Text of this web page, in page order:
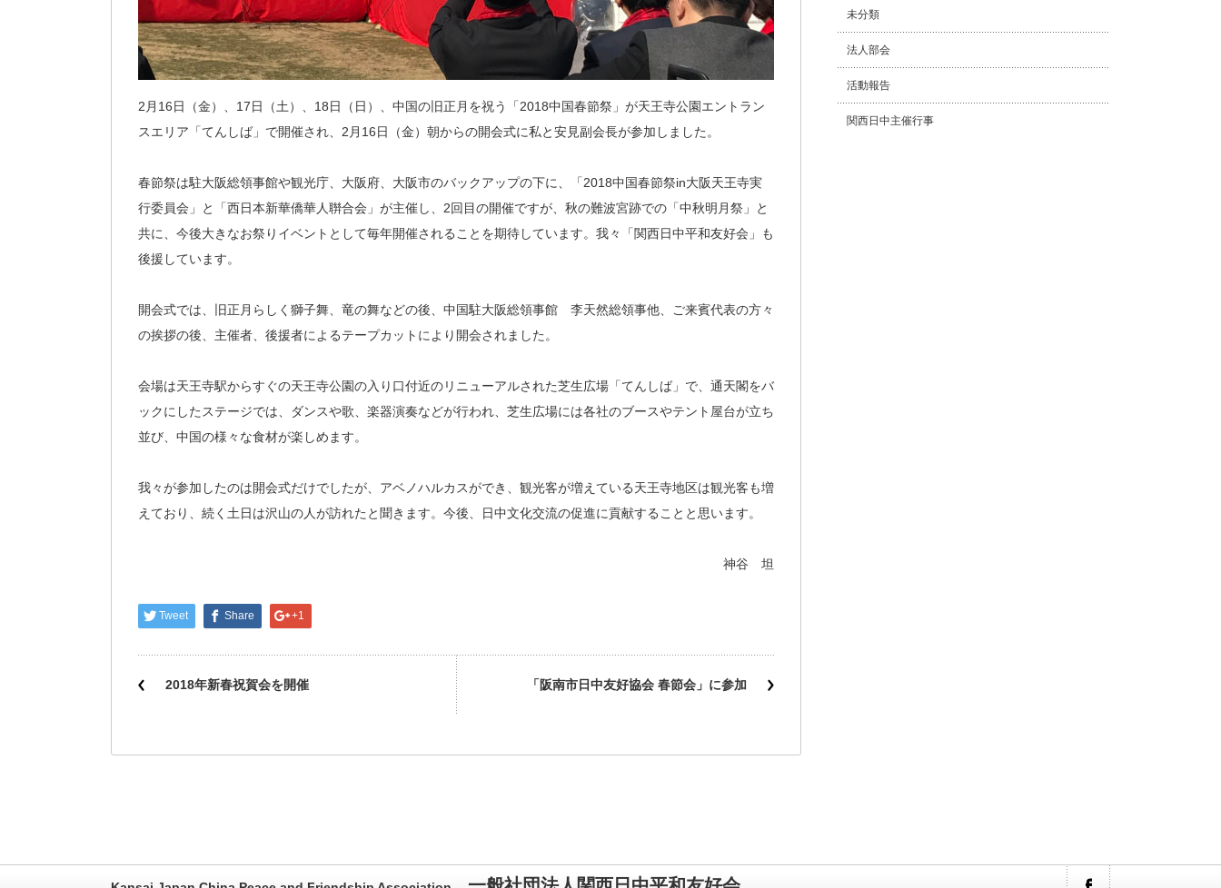
2月16日（金）、17日（土）、18日（日）、中国の旧正月を祝う「2018中国春節祭」が天王寺公園エントラン
スエリア「てんしば」で開催され、2月16日（金）朝からの開会式に私と安見副会長が参加しました。
春節祭は駐大阪総領事館や観光庁、大阪府、大阪市のバックアップの下に、「2018中国春節祭in大阪天王寺実
行委員会」と「西日本新華僑華人聨合会」が主催し、2回目の開催ですが、秋の難波宮跡での「中秋明月祭」と
共に、今後大きなお祭りイベントとして毎年開催されることを期待しています。我々「関西日中平和友好会」も
後援しています。
開会式では、旧正月らしく獅子舞、竜の舞などの後、中国駐大阪総領事館 李天然総領事他、ご来賓代表の方々
の挨拶の後、主催者、後援者によるテープカットにより開会されました。
会場は天王寺駅からすぐの天王寺公園の入り口付近のリニューアルされた芝生広場「てんしば」で、通天閣をバ
ックにしたステージでは、ダンスや歌、楽器演奏などが行われ、芝生広場には各社のブースやテント屋台が立ち
並び、中国の様々な食材が楽しめます。
我々が参加したのは開会式だけでしたが、アベノハルカスができ、観光客が増えている天王寺地区は観光客も増
えており、続く土日は沢山の人が訪れたと聞きます。今後、日中文化交流の促進に貢献することと思います。
神谷 坦
Tweet Share +1
2018年新春祝賀会を開催 「阪南市日中友好協会 春節会」に参加
未分類
法人部会
活動報告
関西日中主催行事